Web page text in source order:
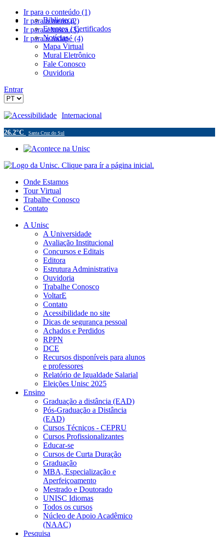
Ir para o conteúdo (1)
Ir para o menu (2)
Ir para a busca (3)
Ir para o rodapé (4)
Biblioteca
Eventos / Certificados
Notícias
Mapa Virtual
Mural Eletrônico
Fale Conosco
Ouvidoria
Entrar
Acessibilidade Internacional
26.2°C Santa Cruz do Sul
Onde Estamos
Tour Virtual
Trabalhe Conosco
Contato
A Unisc
A Universidade
Avaliação Institucional
Concursos e Editais
Editora
Estrutura Administrativa
Ouvidoria
Trabalhe Conosco
VoltarE
Contato
Acessibilidade no site
Dicas de segurança pessoal
Achados e Perdidos
RPPN
DCE
Recursos disponíveis para alunos
e professores
Relatório de Igualdade Salarial
Eleições Unisc 2025
Ensino
Graduação a distância (EAD)
Pós-Graduação a Distância
(EAD)
Cursos Técnicos - CEPRU
Cursos Profissionalizantes
Educar-se
Cursos de Curta Duração
Graduação
MBA, Especialização e
Aperfeiçoamento
Mestrado e Doutorado
UNISC Idiomas
Todos os cursos
Núcleo de Apoio Acadêmico
(NAAC)
Pesquisa